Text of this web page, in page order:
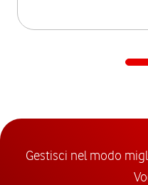
Gestisci nel modo